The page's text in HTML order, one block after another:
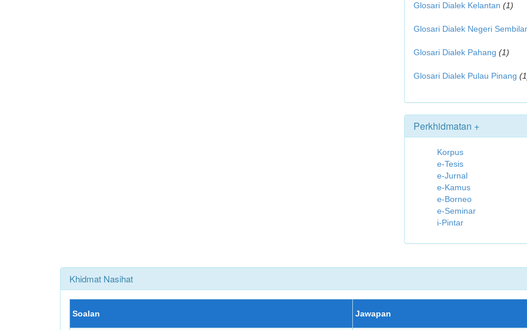
Glosari Dialek Kelantan (1)
Glosari Dialek Negeri
Glosari Dialek Pahang (1)
Glosari Dialek Pulau Pinang
Perkhidmatan +
Korpus
e-Tesis
e-Jurnal
e-Kamus
e-Borneo
e-Seminar
i-Pintar
Khidmat Nasihat
Soalan Jawapan